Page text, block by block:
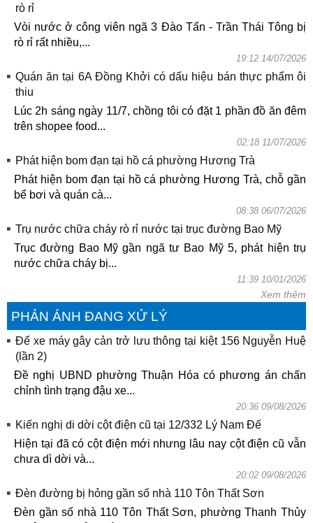
rò rỉ
Vòi nước ở công viên ngã 3 Đào Tấn - Trần Thái Tông bị
rò rỉ rất nhiều,...
19:12 14/07/2026
Quán ăn tại 6A Đồng Khởi có dấu hiệu bán thực phẩm ôi
thiu
Lúc 2h sáng ngày 11/7, chồng tôi có đặt 1 phần đồ ăn đêm
trên shopee food...
02:18 11/07/2026
Phát hiện bom đạn tại hồ cá phường Hương Trà
Phát hiện bom đạn tại hồ cá phường Hương Trà, chỗ gần
bể bơi và quán cà...
08:38 06/07/2026
Trụ nước chữa cháy rò rỉ nước tại trục đường Bao Mỹ
Trục đường Bao Mỹ gần ngã tư Bao Mỹ 5, phát hiện trụ
nước chữa cháy bị...
11:39 10/01/2026
Xem thêm
PHẢN ÁNH ĐANG XỬ LÝ
Để xe máy gây cản trở lưu thông tại kiệt 156 Nguyễn Huệ
(lần 2)
Đề nghị UBND phường Thuận Hóa có phương án chấn
chỉnh tình trạng đậu xe...
20:36 09/08/2026
Kiến nghị di dời cột điện cũ tại 12/332 Lý Nam Đế
Hiện tại đã có cột điện mới nhưng lâu nay cột điện cũ vẫn
chưa dì dời và...
20:02 09/08/2026
Đèn đường bị hỏng gần số nhà 110 Tôn Thất Sơn
Đèn gần số nhà 110 Tôn Thất Sơn, phường Thanh Thủy